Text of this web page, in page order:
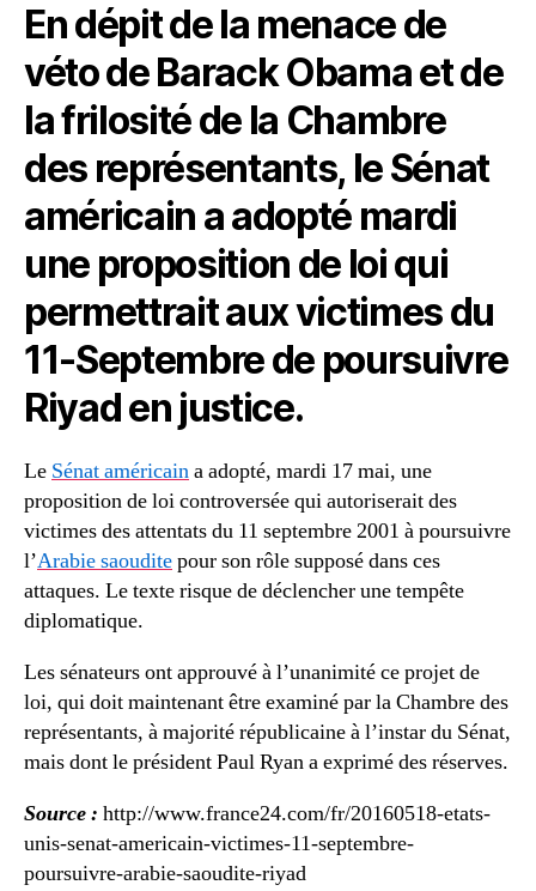
En dépit de la menace de
véto de Barack Obama et de
la frilosité de la Chambre
des représentants, le Sénat
américain a adopté mardi
une proposition de loi qui
permettrait aux victimes du
11-Septembre de poursuivre
Riyad en justice.
Le Sénat américaina adopté, mardi 17 mai, une
proposition de loi controversée qui autoriserait des
victimes des attentats du 11 septembre 2001 à poursuivre
l’Arabie saouditepour son rôle supposé dans ces
attaques. Le texte risque de déclencher une tempête
diplomatique.
Les sénateurs ont approuvé à l’unanimité ce projet de
loi, qui doit maintenant être examiné par la Chambre des
représentants, à majorité républicaine à l’instar du Sénat,
mais dont le président Paul Ryan a exprimé des réserves.
Source : http://www.france24.com/fr/20160518-etats-
unis-senat-americain-victimes-11-septembre-
poursuivre-arabie-saoudite-riyad